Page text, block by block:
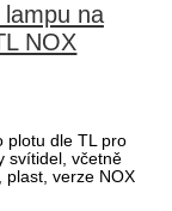
na
NOX
plotu dle TL pro
svítidel, včetně
plast, verze NOX